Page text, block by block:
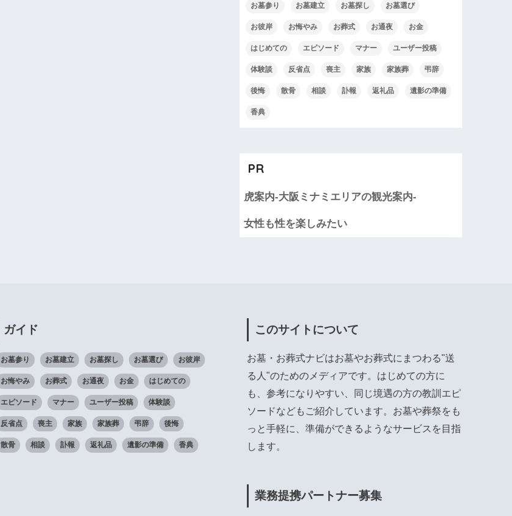
お墓参り お墓建立 お墓探し お墓選び
お彼岸 お悔やみ お葬式 お通夜 お金
はじめての エピソード マナー ユーザー投稿
体験談 反省点 喪主 家族 家族葬 弔辞
後悔 散骨 相談 訃報 返礼品 遺影の準備
香典
PR
虎案内-大阪ミナミエリアの観光案内-
女性も性を楽しみたい
ガイド
お墓参り お墓建立 お墓探し お墓選び お彼岸
お悔やみ お葬式 お通夜 お金 はじめての
エピソード マナー ユーザー投稿 体験談
反省点 喪主 家族 家族葬 弔辞 後悔
散骨 相談 訃報 返礼品 遺影の準備 香典
このサイトについて
お墓・お葬式ナビはお墓やお葬式にまつわる"送
る人"のためのメディアです。はじめての方に
も、参考になりやすい、同じ境遇の方の教訓エピ
ソードなどもご紹介しています。お墓や葬祭をも
っと手軽に、準備ができるようなサービスを目指
します。
業務提携パートナー募集